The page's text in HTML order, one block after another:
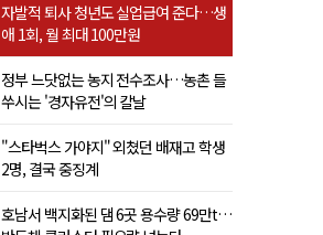
자발적 퇴사 청년도 실업급여 준다…생
애 1회, 월 최대 100만원
정부 느닷없는 농지 전수조사…농촌 들
쑤시는 '경자유전'의 칼날
"스타벅스 가야지" 외쳤던 배재고 학생
2명, 결국 중징계
호남서 백지화된 댐 6곳 용수량 69만t…